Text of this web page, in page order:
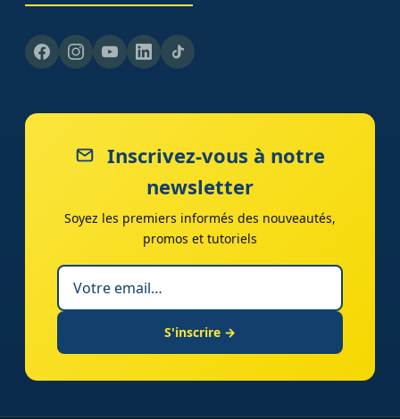
Inscrivez-vous à notre
newsletter
Soyez les premiers informés des nouveautés,
promos et tutoriels
S'inscrire →